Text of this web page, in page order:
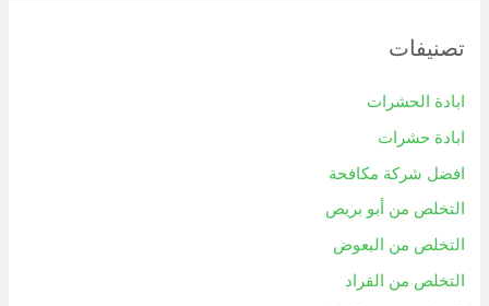
تصنيفات
ابادة الحشرات
ابادة حشرات
افضل شركة مكافحة
التخلص من أبو بريص
التخلص من البعوض
التخلص من القراد